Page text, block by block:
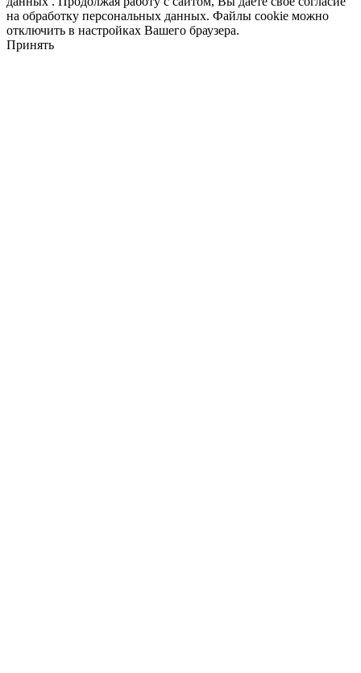
на обработку персональных данных. Файлы cookie можно
отключить в настройках Вашего браузера.
Принять